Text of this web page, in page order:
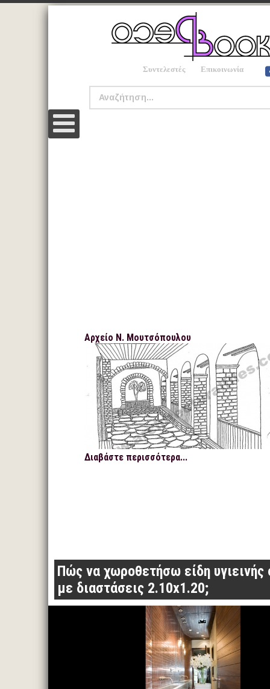
Συντελεστές Επικοινωνία
Αρχείο Ν. Μουτσόπουλου
Διαβάστε περισσότερα...
Πώς να χωροθετήσω είδη υγιεινής
με διαστάσεις 2.10x1.20;